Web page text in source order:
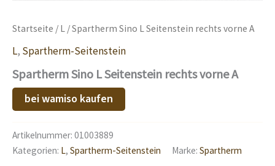
Startseite / L / Spartherm Sino L Seitenstein rechts vorne A
L, Spartherm-Seitenstein
Spartherm Sino L Seitenstein rechts vorne A
bei wamiso kaufen
Artikelnummer: 01003889
Kategorien: L, Spartherm-Seitenstein Marke: Spartherm